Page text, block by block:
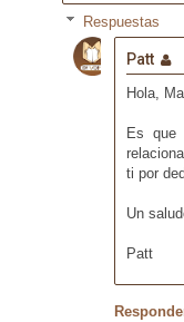
Respuestas
Patt
Hola,
Es que
ti por
Un
Patt